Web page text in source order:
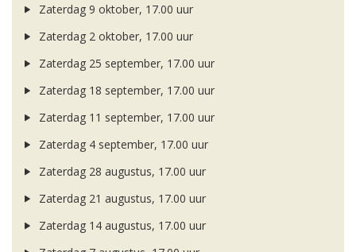
Zaterdag 9 oktober, 17.00 uur
Zaterdag 2 oktober, 17.00 uur
Zaterdag 25 september, 17.00 uur
Zaterdag 18 september, 17.00 uur
Zaterdag 11 september, 17.00 uur
Zaterdag 4 september, 17.00 uur
Zaterdag 28 augustus, 17.00 uur
Zaterdag 21 augustus, 17.00 uur
Zaterdag 14 augustus, 17.00 uur